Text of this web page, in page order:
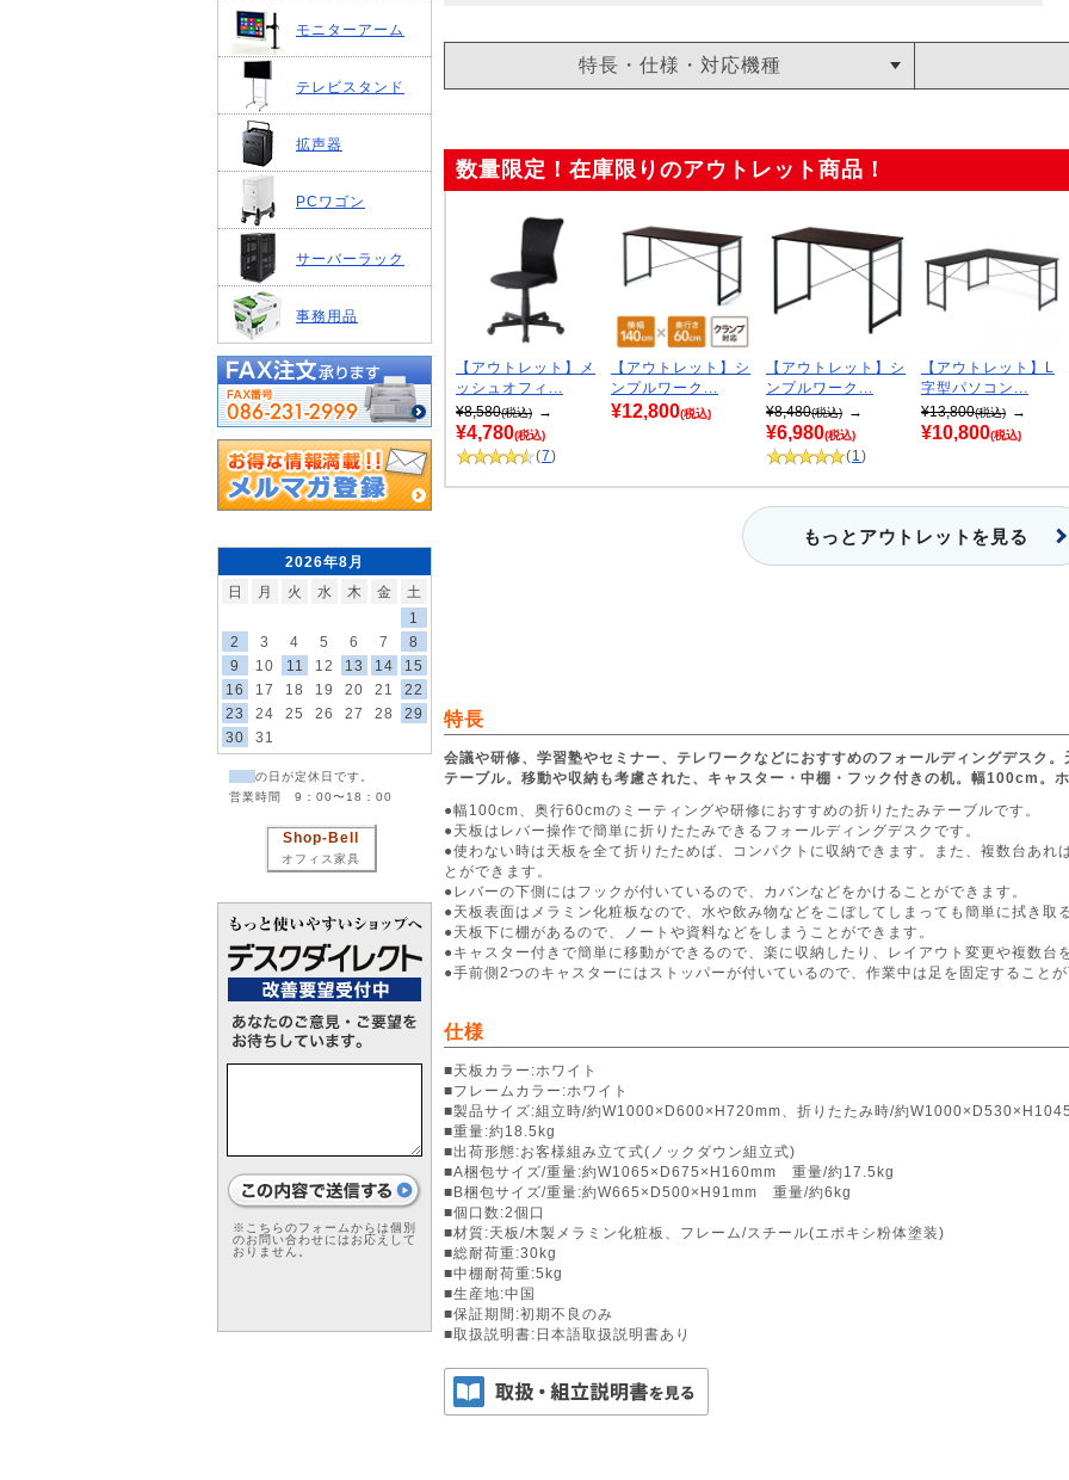
モニターアーム
テレビスタンド
拡声器
PCワゴン
サーバーラック
事務用品
2026年8月
日
月 火 水 木 金
土
1
2
3 4 5 6 7
8
9
10 11 12 13 14
15
16
17 18 19 20 21
22
23
24 25 26 27 28
29
30
31
の日が定休日です。
営業時間 9：00〜18：00
Shop-Bell
オフィス家具
※こちらのフォームからは個別
のお問い合わせにはお応えして
おりません。
特長・仕様・対応機種
数量限定！在庫限りのアウトレット商品！
【アウトレット】メ
ッシュオフィ...
¥8,580(税込) →
¥4,780(税込)
(7)
【アウトレット】シ
ンプルワーク...
¥12,800(税込)
【アウトレット】シ
ンプルワーク...
¥8,480(税込) →
¥6,980(税込)
(1 )
【アウトレット】L
字型パソコン...
¥13,800(税込) →
¥10,800(税込)
もっとアウトレットを見る
特長
会議や研修、学習塾やセミナー、テレワークなどにおすすめのフォールディングデスク
テーブル。移動や収納も考慮された、キャスター・中棚・フック付きの机。幅100cm。
●幅100cm、奥行60cmのミーティングや研修におすすめの折りたたみテーブルです。
●天板はレバー操作で簡単に折りたたみできるフォールディングデスクです。
●使わない時は天板を全て折りたためば、コンパクトに収納できます。また、複数台あ
とができます。
●レバーの下側にはフックが付いているので、カバンなどをかけることができます。
●天板表面はメラミン化粧板なので、水や飲み物などをこぼしてしまっても簡単に拭き取
●天板下に棚があるので、ノートや資料などをしまうことができます。
●キャスター付きで簡単に移動ができるので、楽に収納したり、レイアウト変更や複数台
●手前側2つのキャスターにはストッパーが付いているので、作業中は足を固定すること
仕様
■天板カラー:ホワイト
■フレームカラー:ホワイト
■製品サイズ:組立時/約W1000×D600×H720mm、折りたたみ時/約
■重量:約18.5kg
■出荷形態:お客様組み立て式(ノックダウン組立式)
■A梱包サイズ/重量:約W1065×D675×H160mm 重量/約17.5kg
■B梱包サイズ/重量:約W665×D500×H91mm 重量/約6kg
■個口数:2個口
■材質:天板/木製メラミン化粧板、フレーム/スチール(エポキシ粉体塗装)
■総耐荷重:30kg
■中棚耐荷重:5kg
■生産地:中国
■保証期間:初期不良のみ
■取扱説明書:日本語取扱説明書あり